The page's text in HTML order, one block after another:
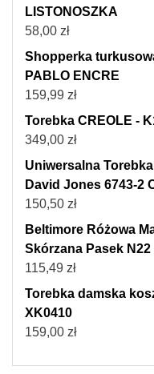
LISTONOSZKA
58,00 zł
Shopperka
PABLO ENCRE
159,99 zł
Torebka CREOLE -
349,00 zł
Uniwersalna
David Jones 6743-2
150,50 zł
Beltimore Różowa
Skórzana Pasek N22
115,49 zł
Torebka damska
XK0410
159,00 zł